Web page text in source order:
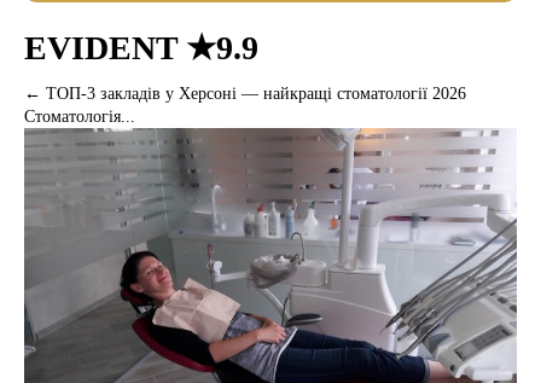
EVIDENT ★9.9
← ТОП-3 закладів у Херсоні — найкращі стоматології 2026
Стоматологія...